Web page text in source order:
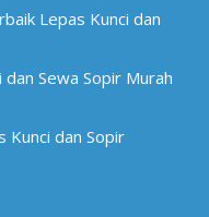
Lepas Kunci dan
Sewa Sopir Murah
Kunci dan Sopir